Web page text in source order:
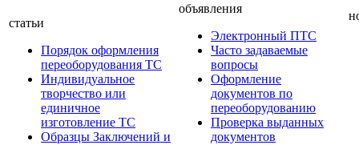
статьи
Порядок оформления
переоборудования ТС
Индивидуальное
творчество или
единичное
изготовление ТС
Образцы Заключений и
объявления
Электронный ПТС
Часто задаваемые
вопросы
Оформление
документов по
переоборудованию
Проверка выданных
документов